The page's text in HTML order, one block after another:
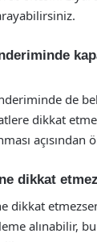
de
dikkat
açısından
dikkat
dikkat
alınabilir,